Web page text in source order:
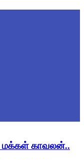
மக்கள் காவலன்..